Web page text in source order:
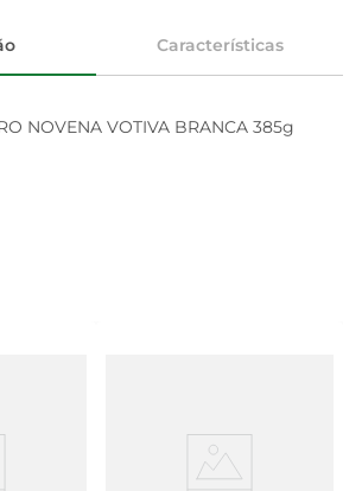
Características
NOVENA VOTIVA BRANCA 385g